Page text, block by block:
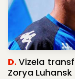
D.Vizela
Zorya Luhansk